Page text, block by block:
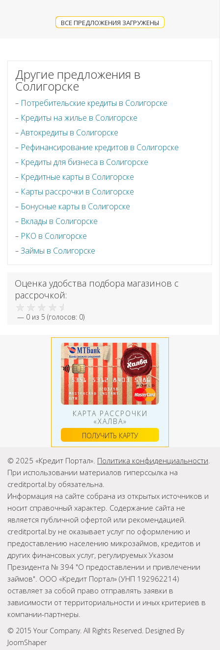
ВСЕ ПРЕДЛОЖЕНИЯ ЗАГРУЖЕНЫ
Другие предложения в
Солигорске
Потребительские кредиты в Солигорске
Кредиты на жилье в Солигорске
Автокредиты в Солигорске
Рефинансирование кредитов в Солигорске
Кредиты для бизнеса в Солигорске
Кредитные карты в Солигорске
Карты рассрочки в Солигорске
Бонусные карты в Солигорске
Вклады в Солигорске
РКО в Солигорске
Займы в Солигорске
Оценка удобства подбора магазинов с
рассрочкой:
— 0 из 5 (голосов: 0)
КАРТА РАССРОЧКИ
«ХАЛВА»
ПОЛУЧИТЬ КАРТУ
© 2025 «Кредит Портал». Политика конфиденциальности.
При использовании материалов гиперссылка на
creditportal.by обязательна.
Информация на сайте собрана из открытых источников и
носит справочный характер. Содержание сайта не
является публичной офертой или рекомендацией.
creditportal.by не оказывает услуг по оформлению и
предоставлению населению микрозаймов, кредитов и
других финансовых услуг, регулируемых Указом
Президента № 394 "О предоставлении и привлечении
займов". ООО «Кредит Портал» (УНП 192962214)
оставляет за собой право отправлять заявки в
зависимости от территориальности и иных критериев в
компании-партнеры.
© 2015 Your Company. All Rights Reserved. Designed By
JoomShaper